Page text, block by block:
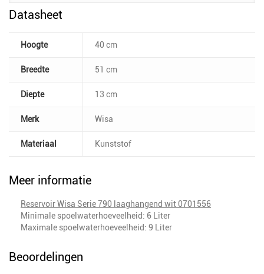
Datasheet
Hoogte 40 cm
Breedte 51 cm
Diepte 13 cm
Merk Wisa
Materiaal Kunststof
Meer informatie
Reservoir Wisa Serie 790 laaghangend wit 0701556
Minimale spoelwaterhoeveelheid: 6 Liter
Maximale spoelwaterhoeveelheid: 9 Liter
Beoordelingen